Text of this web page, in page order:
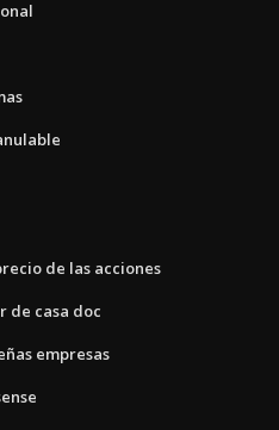
de las acciones
de casa doc
empresas